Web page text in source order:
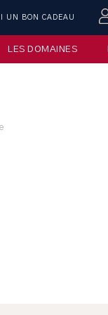
UN BON CADEAU
LES DOMAINES